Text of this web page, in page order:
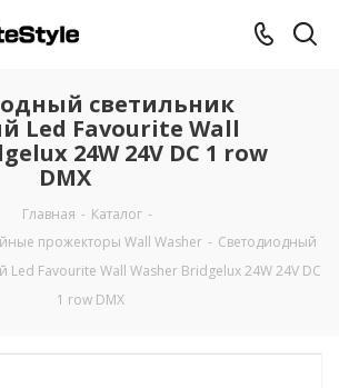
светильник
Led Favourite Wall
24W 24V DC 1 row
DMX
Главная - Каталог -
прожекторы Wall Washer - Светодиодный
Led Favourite Wall Washer Bridgelux 24W 24V DC
1 row DMX